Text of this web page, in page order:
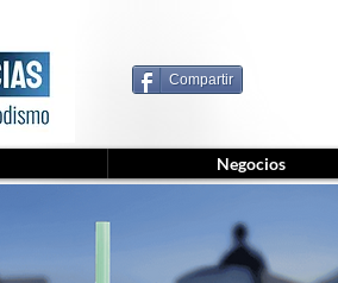
Compartir
Negocios